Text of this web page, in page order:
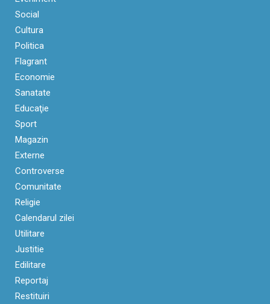
Social
Cultura
Politica
Flagrant
Economie
Sanatate
Educaţie
Sport
Magazin
Externe
Controverse
Comunitate
Religie
Calendarul zilei
Utilitare
Justitie
Edilitare
Reportaj
Restituiri